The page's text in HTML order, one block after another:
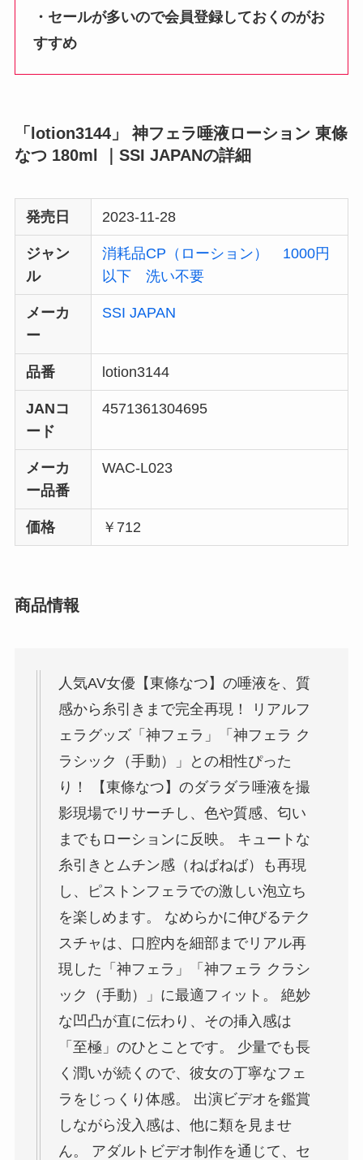
・セールが多いので会員登録しておくのがお
すすめ
「lotion3144」 神フェラ唾液ローション 東條
なつ 180ml ｜SSI JAPANの詳細
発売日 2023-11-28
ジャン
ル
消耗品CP（ローション）
1000円
以下
洗い不要
メーカ
ー
SSI JAPAN
品番 lotion3144
JANコ
ード
4571361304695
メーカ
ー品番
WAC-L023
価格 ￥712
商品情報
人気AV女優【東條なつ】の唾液を、質
感から糸引きまで完全再現！ リアルフ
ェラグッズ「神フェラ」「神フェラ ク
ラシック（手動）」との相性ぴった
り！ 【東條なつ】のダラダラ唾液を撮
影現場でリサーチし、色や質感、匂い
までもローションに反映。 キュートな
糸引きとムチン感（ねばねば）も再現
し、ピストンフェラでの激しい泡立ち
を楽しめます。 なめらかに伸びるテク
スチャは、口腔内を細部までリアル再
現した「神フェラ」「神フェラ クラシ
ック（手動）」に最適フィット。 絶妙
な凹凸が直に伝わり、その挿入感は
「至極」のひとことです。 少量でも長
く潤いが続くので、彼女の丁寧なフェ
ラをじっくり体感。 出演ビデオを鑑賞
しながら没入感は、他に類を見ませ
ん。 アダルトビデオ制作を通じて、セ